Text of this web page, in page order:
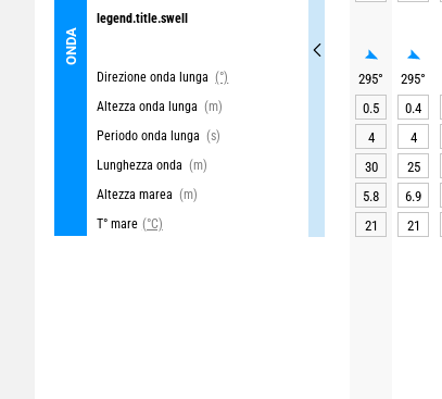
ONDA
legend.title.swell
Direzione onda lunga (°)
Altezza onda lunga (m)
Periodo onda lunga (s)
Lunghezza onda (m)
Altezza marea (m)
T° mare (°C)
295° 295°
0.5
0.4
4
4
30
25
5.8
6.9
21
21